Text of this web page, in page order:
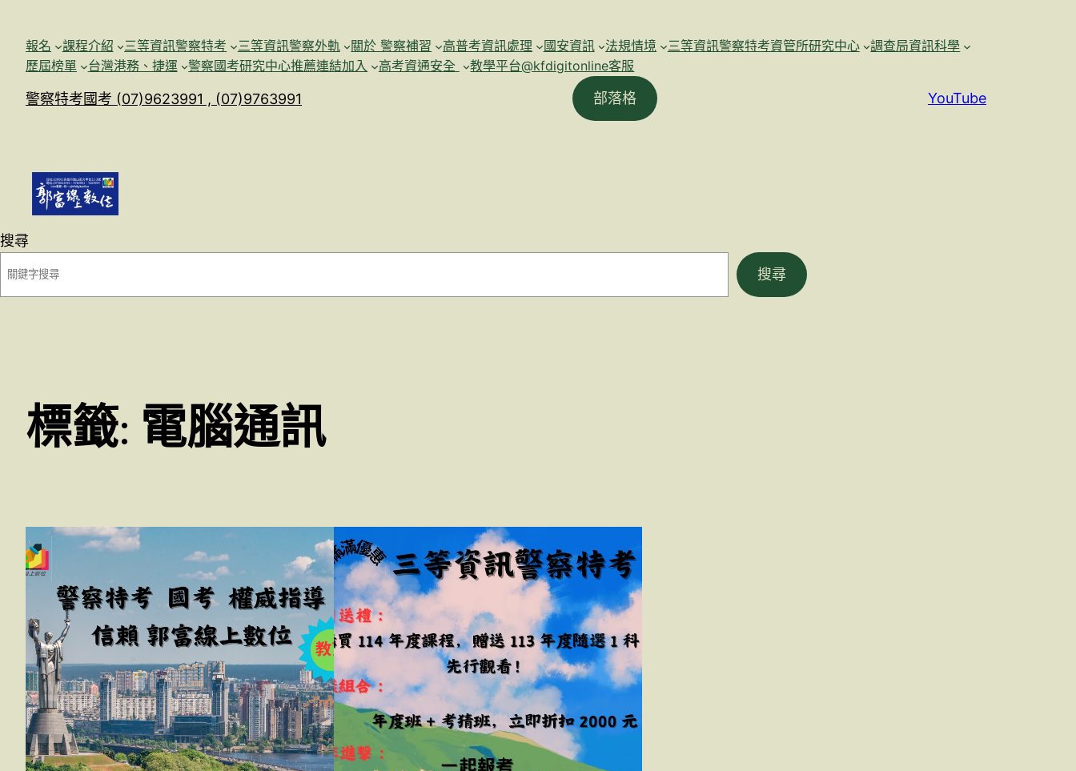
報名 課程介紹 三等資訊警察特考 三等資訊警察外軌 關於 警察補習 高普考資訊處理 國安資訊 法規情境 三等資訊警察特考資管所研究中心
調查局資訊科學
歷屆榜單
台灣港務、捷運 警察國考研究中心推薦連結加入 高考資通安全 教學平台@kfdigitonline客服
警察特考國考 (07)9623991 , (07)9763991 部落格 YouTube
搜尋
搜尋
標籤: 電腦通訊